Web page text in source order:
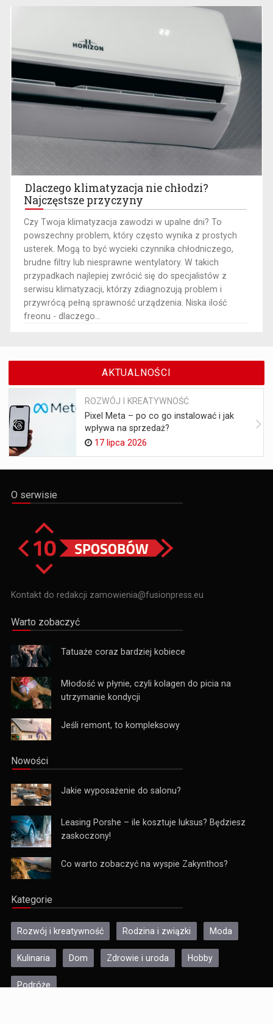
Dlaczego klimatyzacja nie chłodzi?
Najczęstsze przyczyny
​Czy Twoja klimatyzacja zawodzi w upalne dni? To
powszechny problem, który często wynika z prostych
usterek. Mogą to być wycieki czynnika chłodniczego,
brudne filtry lub niesprawne wentylatory. W takich
przypadkach najlepiej zwrócić się do specjalistów z
serwisu klimatyzacji, którzy zdiagnozują problem i
przywrócą pełną sprawność urządzenia. Niska ilość
freonu - dlaczego...
AKTUALNOŚCI
ROZWÓJ I KREATYWNOŚĆ
Pixel Meta – po co go instalować i jak
wpływa na sprzedaż?
17 lipca 2026
O serwisie
Kontakt do redakcji zamowienia@fusionpress.eu
Warto zobaczyć
Tatuaże coraz bardziej kobiece
Młodość w płynie, czyli kolagen do picia na
utrzymanie kondycji
Jeśli remont, to kompleksowy
Nowości
Jakie wyposażenie do salonu?
Leasing Porshe – ile kosztuje luksus? Będziesz
zaskoczony!
Co warto zobaczyć na wyspie Zakynthos?
Kategorie
Rozwój i kreatywność Rodzina i związki Moda
Kulinaria Dom Zdrowie i uroda Hobby
Podróże